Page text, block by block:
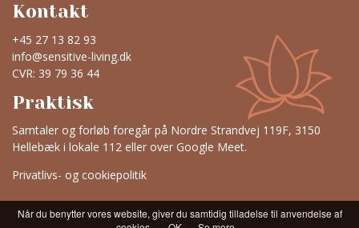
Kontakt
+45 27 13 82 93
info@sensitive-living.dk
CVR: 39 79 36 44
Praktisk
Samtaler og forløb foregår på Nordre Strandvej 119F, 3150
Hellebæk i lokale 112 eller over Google Meet.
Privatlivs- og cookiepolitik
Når du benytter vores website, giver du samtidig tilladelse til anvendelse af